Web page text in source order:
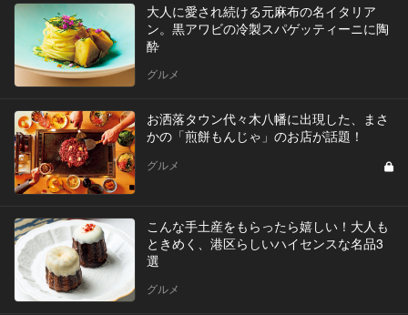
大人に愛され続ける元麻布の名イタリア
ン。黒アワビの冷製スパゲッティーニに陶
酔
グルメ
お洒落タウン代々木八幡に出現した、まさ
かの「煎餅もんじゃ」のお店が話題！
グルメ
こんな手土産をもらったら嬉しい！大人も
ときめく、港区らしいハイセンスな名品3
選
グルメ